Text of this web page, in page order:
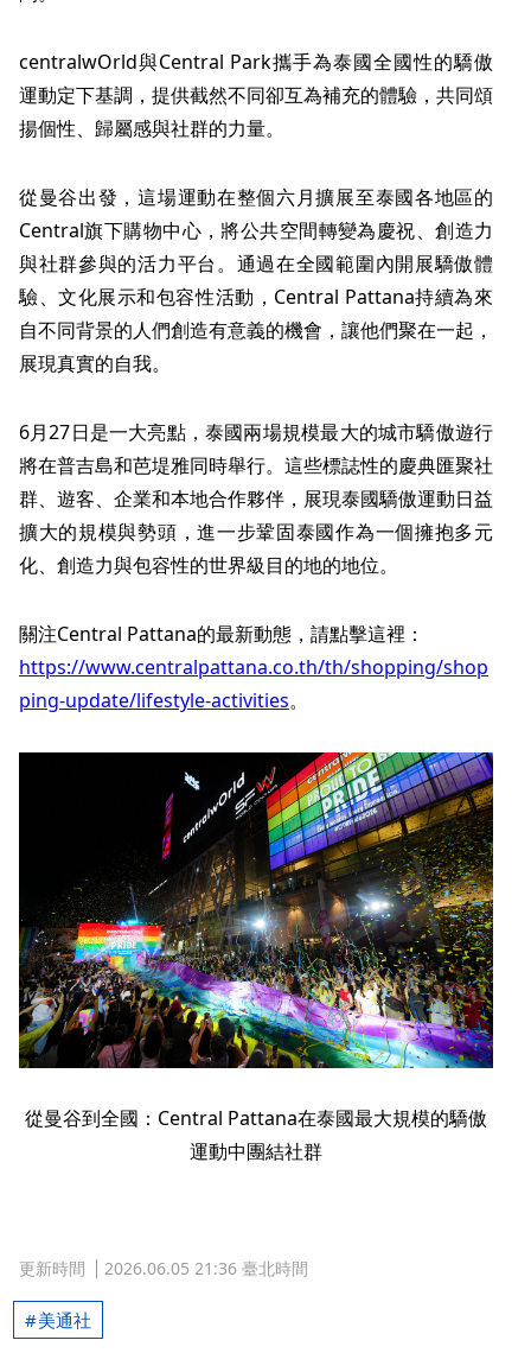
centralwOrld與Central Park攜手為泰國全國性的驕傲
運動定下基調，提供截然不同卻互為補充的體驗，共同頌
揚個性、歸屬感與社群的力量。
從曼谷出發，這場運動在整個六月擴展至泰國各地區的
Central旗下購物中心，將公共空間轉變為慶祝、創造力
與社群參與的活力平台。通過在全國範圍內開展驕傲體
驗、文化展示和包容性活動，Central Pattana持續為來
自不同背景的人們創造有意義的機會，讓他們聚在一起，
展現真實的自我。
6月27日是一大亮點，泰國兩場規模最大的城市驕傲遊行
將在普吉島和芭堤雅同時舉行。這些標誌性的慶典匯聚社
群、遊客、企業和本地合作夥伴，展現泰國驕傲運動日益
擴大的規模與勢頭，進一步鞏固泰國作為一個擁抱多元
化、創造力與包容性的世界級目的地的地位。
關注Central Pattana的最新動態，請點擊這裡：
https://www.centralpattana.co.th/th/shopping/shop
ping-update/lifestyle-activities。
從曼谷到全國：Central Pattana在泰國最大規模的驕傲
運動中團結社群
更新時間 2026.06.05 21:36 臺北時間
美通社